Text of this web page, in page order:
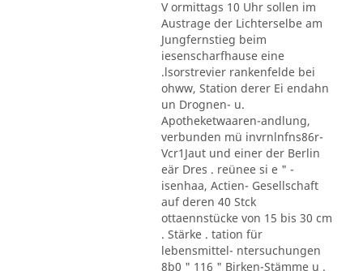
V ormittags 10 Uhr sollen im
Austrage der Lichterselbe am
Jungfernstieg beim
iesenscharfhause eine
.lsorstrevier rankenfelde bei
ohww, Station derer Ei endahn
un Drognen- u.
Apotheketwaaren-andlung,
verbunden mü invrnlnfns86r-
Vcr1Jaut und einer der Berlin
eär Dres . reünee si e " -
isenhaa, Actien- Gesellschaft
auf deren 40 Stck
ottaennstücke von 15 bis 30 cm
. Stärke . tation für
lebensmittel- ntersuchungen
8b0 " 116 " Birken-Stämme u .